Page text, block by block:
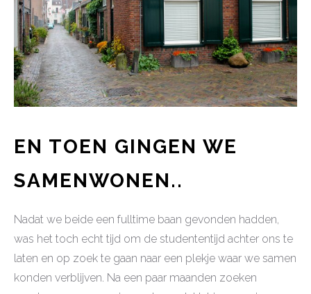
EN TOEN GINGEN WE
SAMENWONEN..
Nadat we beide een fulltime baan gevonden hadden,
was het toch echt tijd om de studententijd achter ons te
laten en op zoek te gaan naar een plekje waar we samen
konden verblijven. Na een paar maanden zoeken